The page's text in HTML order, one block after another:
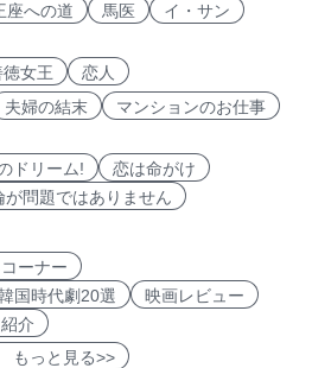
座への道 馬医
イ・サン
徳女王
恋人
夫婦の結末
マンションのお仕事
ドリーム!
恋は命がけ
が問題ではありません
ーナー
国時代劇20選
映画レビュー
介
と見る>>